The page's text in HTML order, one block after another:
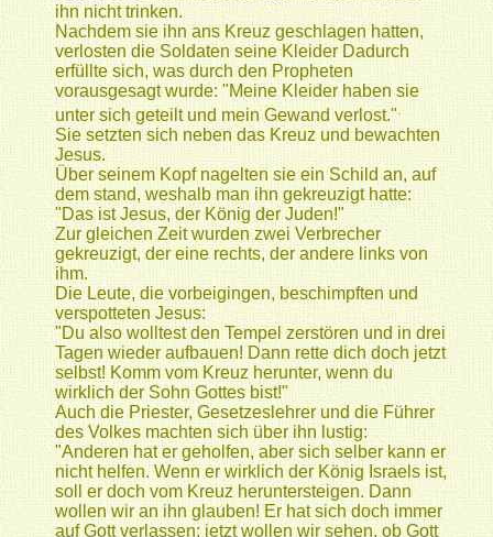
ihn nicht trinken.
Nachdem sie ihn ans Kreuz geschlagen hatten,
verlosten die Soldaten seine Kleider Dadurch
erfüllte sich, was durch den Propheten
vorausgesagt wurde: "Meine Kleider haben sie
unter sich geteilt und mein Gewand verlost.".
Sie setzten sich neben das Kreuz und bewachten
Jesus.
Über seinem Kopf nagelten sie ein Schild an, auf
dem stand, weshalb man ihn gekreuzigt hatte:
"Das ist Jesus, der König der Juden!"
Zur gleichen Zeit wurden zwei Verbrecher
gekreuzigt, der eine rechts, der andere links von
ihm.
Die Leute, die vorbeigingen, beschimpften und
verspotteten Jesus:
"Du also wolltest den Tempel zerstören und in drei
Tagen wieder aufbauen! Dann rette dich doch jetzt
selbst! Komm vom Kreuz herunter, wenn du
wirklich der Sohn Gottes bist!"
Auch die Priester, Gesetzeslehrer und die Führer
des Volkes machten sich über ihn lustig:
"Anderen hat er geholfen, aber sich selber kann er
nicht helfen. Wenn er wirklich der König Israels ist,
soll er doch vom Kreuz heruntersteigen. Dann
wollen wir an ihn glauben! Er hat sich doch immer
auf Gott verlassen; jetzt wollen wir sehen, ob Gott